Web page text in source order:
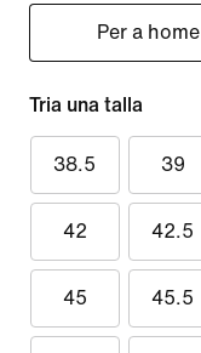
Per a home
Tria una talla
38.5 39
42 42.5
45 45.5